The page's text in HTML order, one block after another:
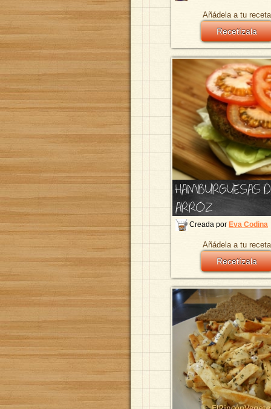
Añádela a tu
Recetízala
HAMBURGUESAS
ARROZ
Creada por Eva Codina
Añádela a tu
Recetízala